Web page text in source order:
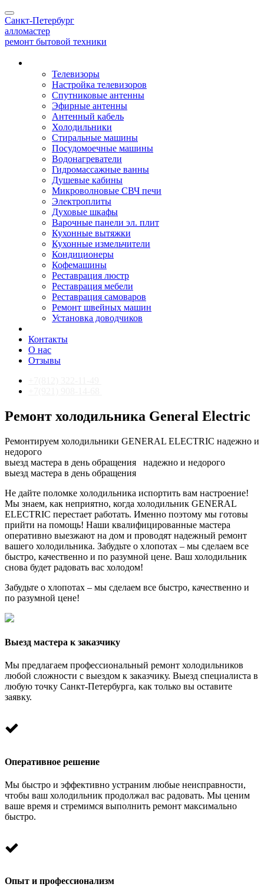
Toggle
navigation
Санкт-Петербург
алломастер
ремонт бытовой техники
Телевизоры
Настройка телевизоров
Спутниковые антенны
Эфирные антенны
Антенный кабель
Холодильники
Стиральные машины
Посудомоечные машины
Водонагреватели
Гидромассажные ванны
Душевые кабины
Микроволновые СВЧ печи
Электроплиты
Духовые шкафы
Варочные панели эл. плит
Кухонные вытяжки
Кухонные измельчители
Кондиционеры
Кофемашины
Реставрация люстр
Реставрация мебели
Реставрация самоваров
Ремонт швейных машин
Установка доводчиков
Контакты
О нас
Отзывы
Ремонт холодильника General Electric
Ремонтируем холодильники GENERAL ELECTRIC надежно и
недорого
выезд мастера в день обращения
надежно и недорого
выезд мастера в день обращения
Не дайте поломке холодильника испортить вам настроение!
Мы знаем, как неприятно, когда холодильник GENERAL
ELECTRIC перестает работать. Именно поэтому мы готовы
прийти на помощь! Наши квалифицированные мастера
оперативно выезжают на дом и проводят надежный ремонт
вашего холодильника. Забудьте о хлопотах – мы сделаем все
быстро, качественно и по разумной цене. Ваш холодильник
снова будет радовать вас холодом!
Забудьте о хлопотах – мы сделаем все быстро, качественно и
по разумной цене!
Выезд мастера к заказчику
Мы предлагаем профессиональный ремонт холодильников
любой сложности с выездом к заказчику. Выезд специалиста в
любую точку Санкт-Петербурга, как только вы оставите
заявку.
Оперативное решение
Мы быстро и эффективно устраним любые неисправности,
чтобы ваш холодильник продолжал вас радовать. Мы ценим
ваше время и стремимся выполнить ремонт максимально
быстро.
Опыт и профессионализм